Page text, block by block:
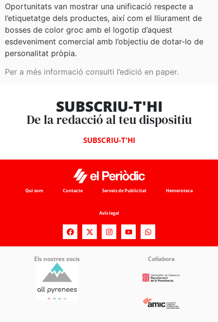
Oportunitats van mostrar una unificació respecte a
l’etiquetatge dels productes, així com el lliurament de
bosses de color groc amb el logotip d’aquest
esdeveniment comercial amb l’objectiu de dotar-lo de
personalitat pròpia.
Per a més informació consulti l’edició en paper.
SUBSCRIU-T'HI
De la redacció al teu dispositiu
SUBSCRIU-T'HI
Qui som Contacte Serveis de Publicitat Hemeroteca
Avís legal
Els nostres socis Col·labora